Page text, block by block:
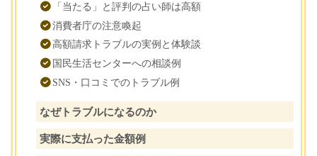
「当たる」と評判の占い師は高額
消費者庁の注意喚起
高額請求トラブルの実例と体験談
国民生活センターへの相談例
SNS・口コミでのトラブル例
なぜトラブルになるのか
実際に支払った金額例